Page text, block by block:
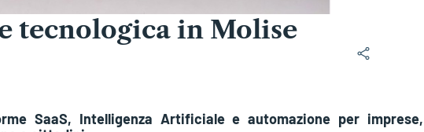
tecnologica in Molise
SaaS, Intelligenza Artificiale e automazione per imprese,